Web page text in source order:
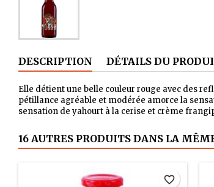
DESCRIPTION DÉTAILS DU
Elle détient une belle couleur rouge avec des
pétillance agréable et modérée amorce la
sensation de yahourt à la cerise et crème
16 AUTRES PRODUITS DANS LA
favorite_border